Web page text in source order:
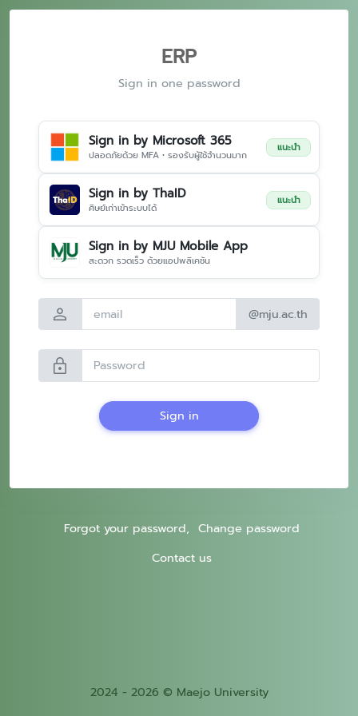
ERP
Sign in one password
Sign in by Microsoft 365
ปลอดภัยด้วย MFA • รองรับผู้ใช้จำนวนมาก
แนะนำ
Sign in by ThaID
ศิษย์เก่าเข้าระบบได้
แนะนำ
Sign in by MJU Mobile App
สะดวก รวดเร็ว ด้วยแอปพลิเคชัน
person @mju.ac.th
lock
Sign in
Forgot your password, Change password
Contact us
2024 - 2026 © Maejo University